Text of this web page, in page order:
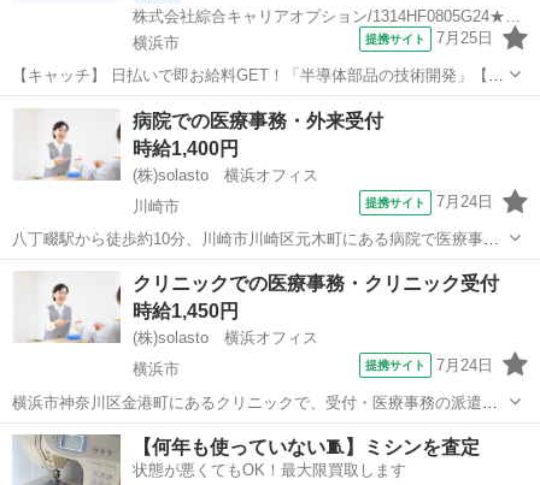
横浜市
提携サイト 7月25日
【キャッチ】 日払いで即お給料GET！「半導体部品の技術開発」【経
験活かしてステップUP！！】稼ぐ優先・高収入Work☆ヘアスタイル自
由☆高時給3000円！ 【コメント】 弊社なら事前の職場見学が多数！
お仕事安心スタート★...
神奈川 横浜市 エンジニア
病院での医療事務・外来受付
時給1,400円
(株)solasto 横浜オフィス
川崎市
提携サイト 7月24日
八丁畷駅から徒歩約10分、川崎市川崎区元木町にある病院で医療事
務・受付の派遣スタッフ募集! 患者様の受付や保険証の確認、会計業
務、レセコン入力、電話対応などをお任せします。 資格不要◎保険証
確認レベルの医療事務知識があれば...
神奈川 川崎市 データ入力
クリニックでの医療事務・クリニック受付
時給1,450円
(株)solasto 横浜オフィス
横浜市
提携サイト 7月24日
横浜市神奈川区金港町にあるクリニックで、受付・医療事務の派遣ス
タッフ募集! 整形外科クリニックで、患者様の受付、クラーク、診療補
助、リハビリ助手、秘書業務などをお任せします。 異業種からの転職
や未経験スタート歓迎◎ 接客や...
神奈川 横浜市 データ入力
【何年も使っていない🧵】ミシンを査定
状態が悪くてもOK！最大限買取します